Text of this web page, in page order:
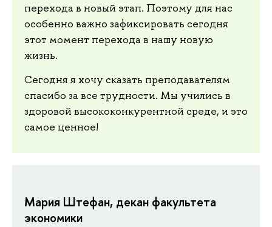
перехода в новый этап. Поэтому для нас
особенно важно зафиксировать сегодня
этот момент перехода в нашу новую
жизнь.
Сегодня я хочу сказать преподавателям
спасибо за все трудности. Мы учились в
здоровой высококонкурентной среде, и это
самое ценное!
Мария Штефан, декан факультета
экономики